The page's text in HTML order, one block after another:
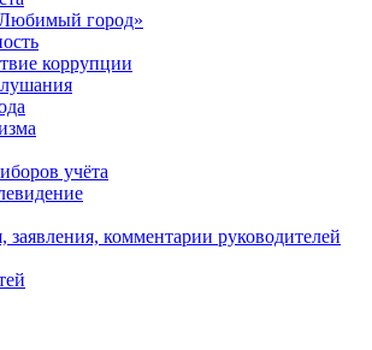
город»
коррупции
учёта
заявления, комментарии руководителей